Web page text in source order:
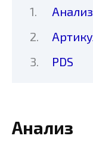
Анализ
PDS
Анализ